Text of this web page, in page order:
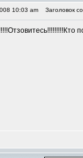
10:03 am Заголовок